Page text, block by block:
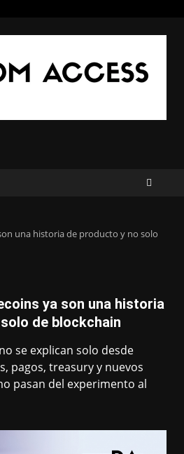
una historia de producto y no solo
ya son una historia
de blockchain
se explican solo desde
pagos, treasury y nuevos
pasan del experimento al